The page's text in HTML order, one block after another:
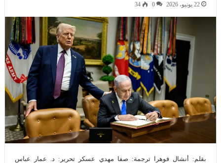
22 يونيو، 2026 0
34
بقلم: أنشال فوهرا ترجمة: صفا مهدي عسكر تحرير: د. عمار عباس